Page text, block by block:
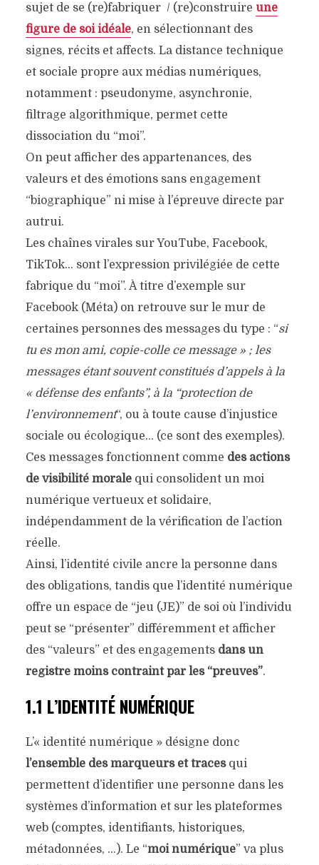
sujet de se (re)fabriquer / (re)construire une
figure de soi idéale, en sélectionnant des
signes, récits et affects. La distance technique
et sociale propre aux médias numériques,
notamment : pseudonyme, asynchronie,
filtrage algorithmique, permet cette
dissociation du “moi”.
On peut afficher des appartenances, des
valeurs et des émotions sans engagement
“biographique” ni mise à l’épreuve directe par
autrui.
Les chaînes virales sur YouTube, Facebook,
TikTok… sont l’expression privilégiée de cette
fabrique du “moi”. À titre d’exemple sur
Facebook (Méta) on retrouve sur le mur de
certaines personnes des messages du type : “si
tu es mon ami, copie-colle ce message » ; les
messages étant souvent constitués d’appels à la
« défense des enfants”, à la “protection de
l’environnement“, ou à toute cause d’injustice
sociale ou écologique… (ce sont des exemples).
Ces messages fonctionnent comme des actions
de visibilité moralequi consolident un moi
numérique vertueux et solidaire,
indépendamment de la vérification de l’action
réelle.
Ainsi, l’identité civile ancre la personne dans
des obligations, tandis que l’identité numérique
offre un espace de “jeu (JE)” de soi où l’individu
peut se “présenter” différemment et afficher
des “valeurs” et des engagements dans un
registre moins contraint par les “preuves”.
1.1 L’IDENTITÉ NUMÉRIQUE
L’« identité numérique » désigne donc
l’ensemble des marqueurs et tracesqui
permettent d’identifier une personne dans les
systèmes d’information et sur les plateformes
web (comptes, identifiants, historiques,
métadonnées, …). Le “moi numérique” va plus